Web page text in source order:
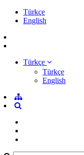
Türkçe
English
Türkçe
Türkçe
English